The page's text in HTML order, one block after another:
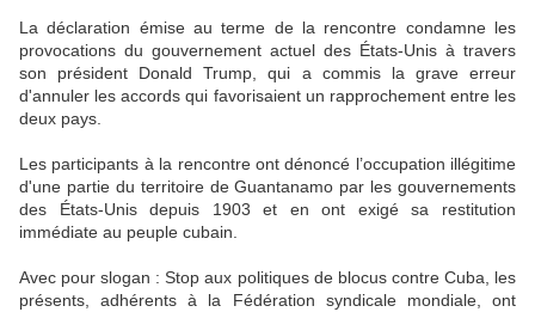
La déclaration émise au terme de la rencontre condamne les
provocations du gouvernement actuel des États-Unis à travers
son président Donald Trump, qui a commis la grave erreur
d'annuler les accords qui favorisaient un rapprochement entre les
deux pays.
Les participants à la rencontre ont dénoncé l’occupation illégitime
d'une partie du territoire de Guantanamo par les gouvernements
des États-Unis depuis 1903 et en ont exigé sa restitution
immédiate au peuple cubain.
Avec pour slogan : Stop aux politiques de blocus contre Cuba, les
présents, adhérents à la Fédération syndicale mondiale, ont